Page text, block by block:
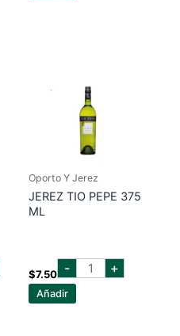
Oporto Y Jerez
JEREZ TIO PEPE 375
ML
$7.50 - jerez
tio
pepe
ml
+
Añadir